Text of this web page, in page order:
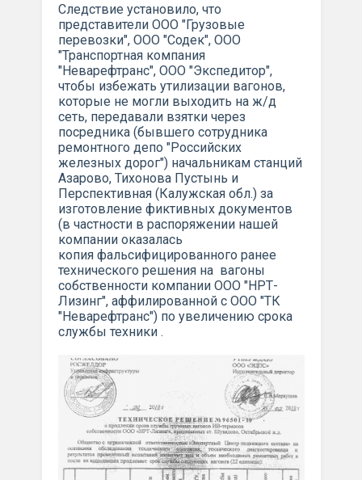
Следствие установило, что
представители ООО "Грузовые
перевозки", ООО "Содек", ООО
"Транспортная компания
"Неварефтранс", ООО "Экспедитор",
чтобы избежать утилизации вагонов,
которые не могли выходить на ж/д
сеть, передавали взятки через
посредника (бывшего сотрудника
ремонтного депо "Российских
железных дорог") начальникам станций
Азарово, Тихонова Пустынь и
Перспективная (Калужская обл.) за
изготовление фиктивных документов
(в частности в распоряжении нашей
компании оказалась
копия фальсифицированного ранее
технического решения на вагоны
собственности компании ООО "НРТ-
Лизинг", аффилированной с ООО "ТК
"Неварефтранс") по увеличению срока
службы техники .